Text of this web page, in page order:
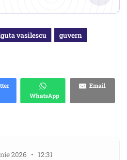
vasilescu guvern
WhatsApp
Email
2026 • 12:31